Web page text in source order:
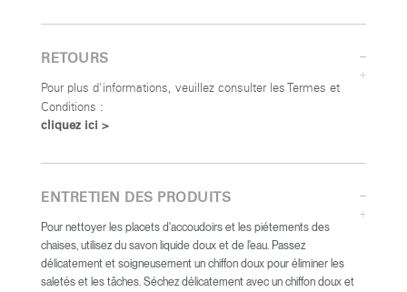
RETOURS
Pour plus d'informations, veuillez consulter les Termes et
Conditions :
cliquez ici >
ENTRETIEN DES PRODUITS
Pour nettoyer les placets d'accoudoirs et les piétements des
chaises, utilisez du savon liquide doux et de l'eau. Passez
délicatement et soigneusement un chiffon doux pour éliminer les
saletés et les tâches. Séchez délicatement avec un chiffon doux et